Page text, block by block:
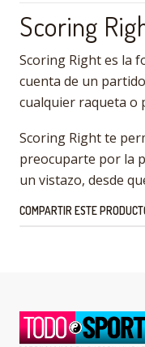
Scoring
Scoring Right es la
cuenta de un
cualquier raqueta o
Scoring Right te
preocuparte por la
un vistazo, desde
COMPARTIR ESTE